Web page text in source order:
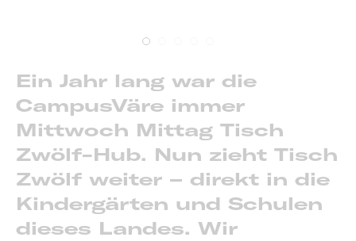
Ein Jahr lang war die
CampusVäre immer
Mittwoch Mittag Tisch
Zwölf-Hub. Nun zieht Tisch
Zwölf weiter – direkt in die
Kindergärten und Schulen
dieses Landes. Wir